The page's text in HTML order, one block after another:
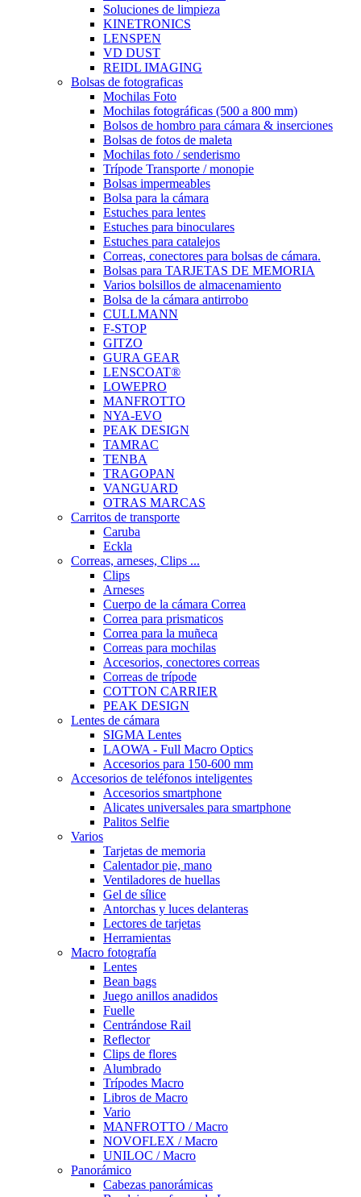
Soluciones de limpieza
KINETRONICS
LENSPEN
VD DUST
REIDL IMAGING
Bolsas de fotograficas
Mochilas Foto
Mochilas fotográficas (500 a 800 mm)
Bolsos de hombro para cámara & inserciones
Bolsas de fotos de maleta
Mochilas foto / senderismo
Trípode Transporte / monopie
Bolsas impermeables
Bolsa para la cámara
Estuches para lentes
Estuches para binoculares
Estuches para catalejos
Correas, conectores para bolsas de cámara.
Bolsas para TARJETAS DE MEMORIA
Varios bolsillos de almacenamiento
Bolsa de la cámara antirrobo
CULLMANN
F-STOP
GITZO
GURA GEAR
LENSCOAT®
LOWEPRO
MANFROTTO
NYA-EVO
PEAK DESIGN
TAMRAC
TENBA
TRAGOPAN
VANGUARD
OTRAS MARCAS
Carritos de transporte
Caruba
Eckla
Correas, arneses, Clips ...
Clips
Arneses
Cuerpo de la cámara Correa
Correa para prismaticos
Correa para la muñeca
Correas para mochilas
Accesorios, conectores correas
Correas de trípode
COTTON CARRIER
PEAK DESIGN
Lentes de cámara
SIGMA Lentes
LAOWA - Full Macro Optics
Accesorios para 150-600 mm
Accesorios de teléfonos inteligentes
Accesorios smartphone
Alicates universales para smartphone
Palitos Selfie
Varios
Tarjetas de memoria
Calentador pie, mano
Ventiladores de huellas
Gel de sílice
Antorchas y luces delanteras
Lectores de tarjetas
Herramientas
Macro fotografía
Lentes
Bean bags
Juego anillos anadidos
Fuelle
Centrándose Rail
Reflector
Clips de flores
Alumbrado
Trípodes Macro
Libros de Macro
Vario
MANFROTTO / Macro
NOVOFLEX / Macro
UNILOC / Macro
Panorámico
Cabezas panorámicas